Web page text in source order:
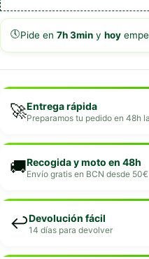
🕔Pide en 7h 3min y hoy
🚀Entrega rápida
Preparamos tu pedido en 48h
🚚Recogida y moto en 48h
Envío gratis en BCN desde 50€
↩️Devolución fácil
14 días para devolver